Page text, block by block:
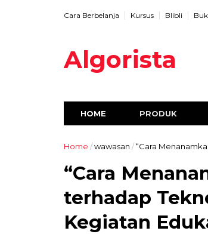
Cara Berbelanja Kursus Blibli
Algorista
HOME PRODUK
Home /wawasan /“Cara
“Cara
terhadap
Kegiatan